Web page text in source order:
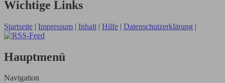
Wichtige Links
Startseite | Impressum | Inhalt | Hilfe | Datenschutzerklärung |
Hauptmenü
Navigation